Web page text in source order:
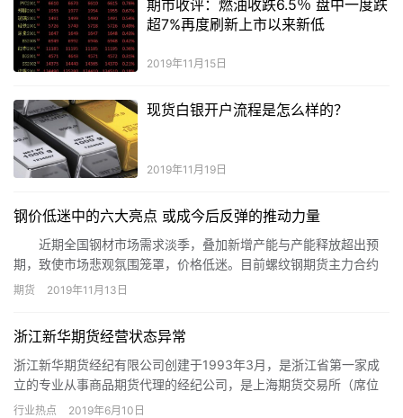
润也就放大了。相当于放大了150倍。期市收评：燃油收跌6.5％ 盘中一度跌
超7%再度刷新上市以来新低
2019年11月15日
现货白银开户流程是怎么样的？
2019年11月19日
钢价低迷中的六大亮点 或成今后反弹的推动力量
近期全国钢材市场需求淡季，叠加新增产能与产能释放超出预
期，致使市场悲观氛围笼罩，价格低迷。目前螺纹钢期货主力合约
收盘吨价格3300元左右，严重偏离3700元/吨中位线。预计短时期
亮点，有可能成为今后钢市行情反弹、甚至反转的推动力量。
期货 2019年11月13日
浙江新华期货经营状态异常
浙江新华期货经纪有限公司创建于1993年3月，是浙江省第一家成
立的专业从事商品期货代理的经纪公司，是上海期货交易所（席位
号128号）、郑州商品交易所（席位号89号）、大连商品交易所…
行业热点 2019年6月10日